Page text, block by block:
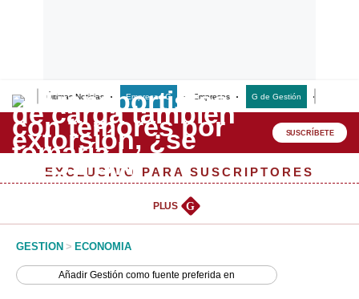
Últimas Noticias Empresas G Empresas G de Gestión
Lo último
Peru Quiosco
Management & Empleo
SUSCRÍBETE
EXCLUSIVO PARA SUSCRIPTORES
PLUS G
GESTION > ECONOMIA
AñadirGestión como fuente preferida en